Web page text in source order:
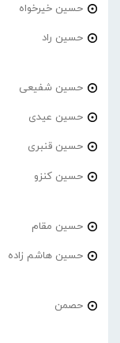
حسین خیرخواه
حسین راد
حسین شفیعی
حسین عیدی
حسین قنبری
حسین کنزو
حسین مقام
حسین هاشم زاده
حصمن